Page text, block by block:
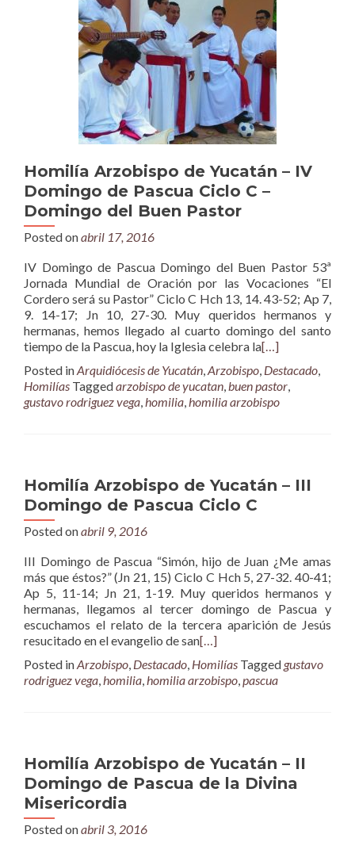
Homilía Arzobispo de Yucatán – IV
Domingo de Pascua Ciclo C –
Domingo del Buen Pastor
Posted onabril 17, 2016
IV Domingo de Pascua Domingo del Buen Pastor 53ª
Jornada Mundial de Oración por las Vocaciones “El
Cordero será su Pastor” Ciclo C Hch 13, 14. 43-52; Ap 7,
9. 14-17; Jn 10, 27-30. Muy queridos hermanos y
hermanas, hemos llegado al cuarto domingo del santo
tiempo de la Pascua, hoy la Iglesia celebra la[…]
Posted inArquidiócesis de Yucatán,Arzobispo, Destacado,
Homilías Taggedarzobispo de yucatan,buen pastor,
gustavo rodriguez vega,homilia,homilia arzobispo
Homilía Arzobispo de Yucatán – III
Domingo de Pascua Ciclo C
Posted onabril 9, 2016
III Domingo de Pascua “Simón, hijo de Juan ¿Me amas
más que éstos?” (Jn 21, 15) Ciclo C Hch 5, 27-32. 40-41;
Ap 5, 11-14; Jn 21, 1-19. Muy queridos hermanos y
hermanas, llegamos al tercer domingo de Pascua y
escuchamos el relato de la tercera aparición de Jesús
resucitado en el evangelio de san[…]
Posted inArzobispo, Destacado, Homilías Tagged gustavo
rodriguez vega,homilia,homilia arzobispo,pascua
Homilía Arzobispo de Yucatán – II
Domingo de Pascua de la Divina
Misericordia
Posted onabril 3, 2016